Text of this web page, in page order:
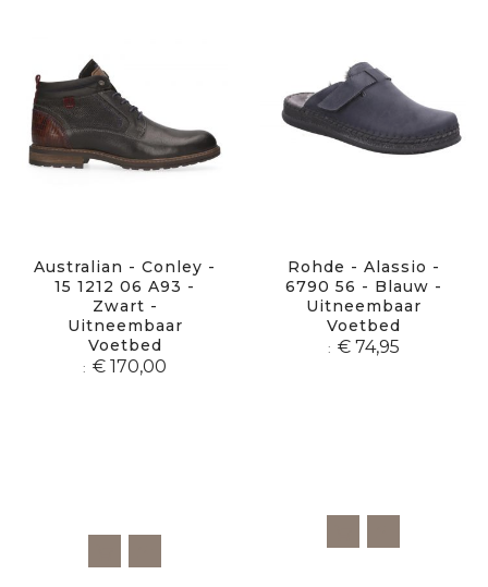
Australian - Conley -
15 1212 06 A93 -
Zwart -
Uitneembaar
Voetbed
€ 170,00
Rohde - Alassio -
6790 56 - Blauw -
Uitneembaar
Voetbed
€ 74,95